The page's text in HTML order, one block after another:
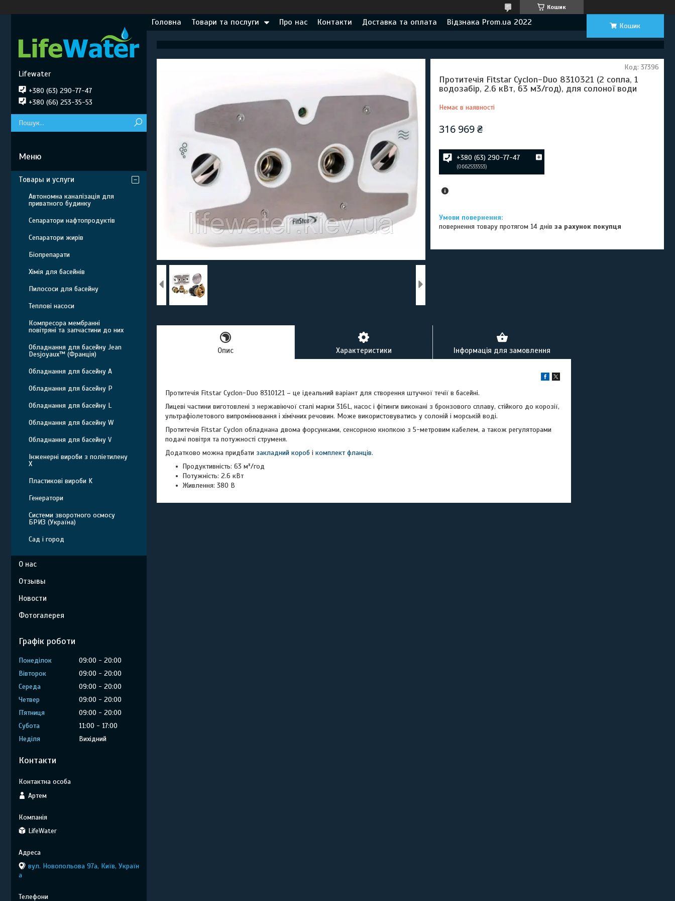
Кошик
Головна Товари та послуги Про нас Контакти Доставка та оплата Відзнака Prom.ua 2022 Кошик
Протитечія Fitstar Cyclon-Duo 8310321 (2 сопла, 1
водозабір, 2.6 кВт, 63 м3/год), для солоної води
Немає в наявності
Код: 37396
316 969 ₴
+380 (63) 290-77-47
0662533553
повернення товару протягом 14 днівза рахунок покупця
Опис Характеристики Інформація для замовлення
Протитечія Fitstar Cyclon-Duo 8310121 – це ідеальний варіант для створення штучної течії в басейні.
Лицеві частини виготовлені з нержавіючої сталі марки 316L, насос і фітинги виконані з бронзового сплаву, стійкого до корозії,
ультрафіолетового випромінювання і хімічних речовин. Може використовуватись у солоній і морській воді.
Протитечія Fitstar Cyclon обладнана двома форсунками, сенсорною кнопкою з 5-метровим кабелем, а також регуляторами
подачі повітря та потужності струменя.
Додатково можна придбати закладний короб і комплект фланців.
Продуктивність: 63 м³/год
Потужність: 2.6 кВт
Живлення: 380 В
Lifewater
+380 (63) 290-77-47
+380 (66) 253-35-53
Товары и услуги
Автономна каналізація для
приватного будинку
Сепаратори нафтопродуктів
Сепаратори жирів
Біопрепарати
Хімія для басейнів
Пилососи для басейну
Теплові насоси
Компресора мембранні
повітряні та запчастини до них
Обладнання для басейну Jean
Desjoyaux™ (Франція)
Обладнання для басейну A
Обладнання для басейну P
Обладнання для басейну L
Обладнання для басейну W
Обладнання для басейну V
Інженерні вироби з поліетилену
Х
Пластикові вироби K
Генератори
Системи зворотного осмосу
БРИЗ (Україна)
Сад і город
О нас
Отзывы
Новости
Фотогалерея
Графік роботи
Понеділок 09:00
20:00
Вівторок
09:00
20:00
Середа
09:00
20:00
Четвер
09:00
20:00
Пʼятниця
09:00
20:00
Субота
11:00
17:00
Неділя
Вихідний
Контакти
Артем
LifeWater
вул. Новопольова 97а, Київ, Україн
а